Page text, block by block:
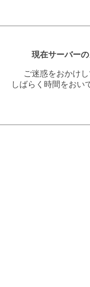
現在サーバーの
ご迷惑をおかけ
しばらく時間をおい